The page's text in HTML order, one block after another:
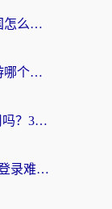
海外党自救指南：电脑加速器回国怎么选？轻松解决国内资源访问难题
海外党选回国加速器：斧牛和西游哪个好？附Windows免费试用&实用避坑指南
海外党必看：穿梭和PandaCN好用吗？3分钟选对回国加速器，无缝刷剧玩国服
海外党必看：解决交管12123国外登录难题，选对回国加速器就能无缝刷国内资源